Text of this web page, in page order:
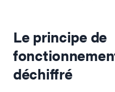
Le principe de
déchiffré